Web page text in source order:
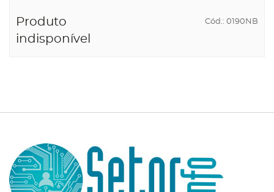
Produto
indisponível
Cód.: 0190NB